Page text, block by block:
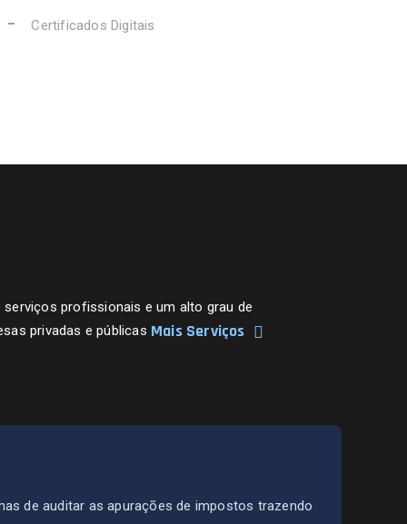
Certificados Digitais
profissionais e um alto grau de
privadas e públicas Mais Serviços
de auditar as apurações de impostos trazendo